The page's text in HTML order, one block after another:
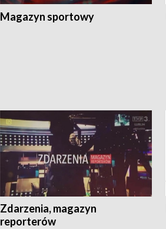
Magazyn sportowy
Zdarzenia, magazyn
reporterów